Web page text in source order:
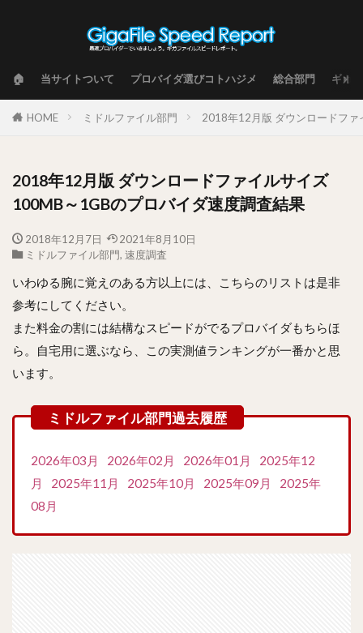
🏠 当サイトついて プロバイダ選びコトハジメ 総合部門 ギガ
HOME ミドルファイル部門 2018年12月版 ダウンロードフ
2018年12月版 ダウンロードファイルサイズ
100MB～1GBのプロバイダ速度調査結果
2018年12月7日
2021年8月10日
ミドルファイル部門, 速度調査
いわゆる腕に覚えのある方以上には、こちらのリストは是非
参考にしてください。
また料金の割には結構なスピードがでるプロバイダもちらほ
ら。自宅用に選ぶなら、この実測値ランキングが一番かと思
います。
2026年03月 2026年02月 2026年01月
2025年12
月
2025年11月 2025年10月 2025年09月
2025年
08月